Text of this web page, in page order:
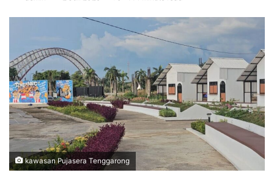
kawasan Pujasera Tenggarong